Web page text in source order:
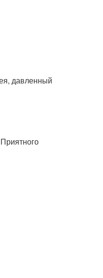
давленный